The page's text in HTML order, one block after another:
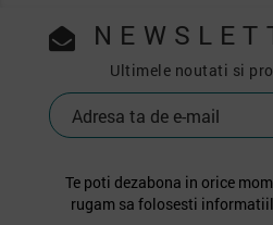
Ultimele noutati si
Te poti dezabona in orice
rugam sa folosesti